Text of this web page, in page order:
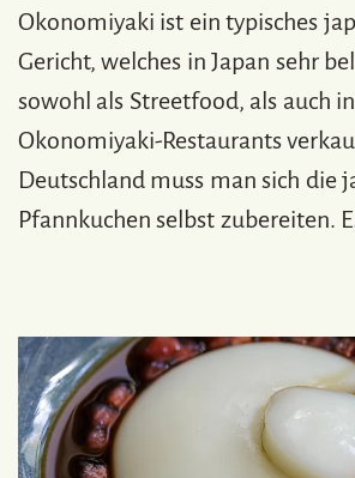
Okonomiyaki ist ein typisches
Gericht, welches in Japan sehr
sowohl als Streetfood, als auch
Okonomiyaki-Restaurants
Deutschland muss man sich die
Pfannkuchen selbst zubereiten.